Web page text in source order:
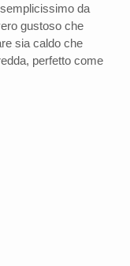
da
gustoso che
sia caldo che
perfetto come